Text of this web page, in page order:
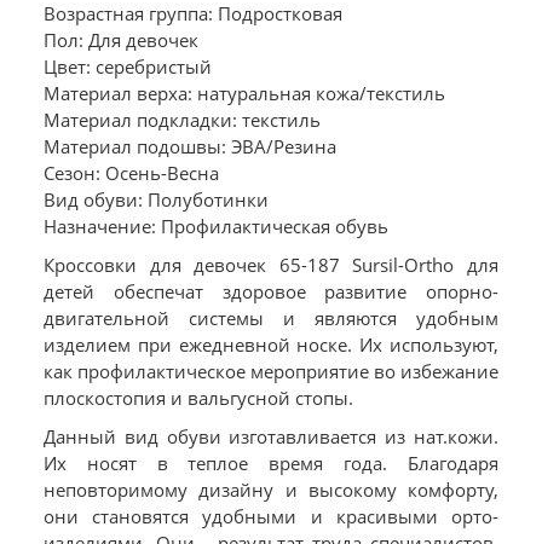
Возрастная группа: Подростковая
Пол: Для девочек
Цвет: серебристый
Материал верха: натуральная кожа/текстиль
Материал подкладки: текстиль
Материал подошвы: ЭВА/Резина
Сезон: Осень-Весна
Вид обуви: Полуботинки
Назначение: Профилактическая обувь
Кроссовки для девочек 65-187 Sursil-Ortho для
детей обеспечат здоровое развитие опорно-
двигательной системы и являются удобным
изделием при ежедневной носке. Их используют,
как профилактическое мероприятие во избежание
плоскостопия и вальгусной стопы.
Данный вид обуви изготавливается из нат.кожи.
Их носят в теплое время года. Благодаря
неповторимому дизайну и высокому комфорту,
они становятся удобными и красивыми орто-